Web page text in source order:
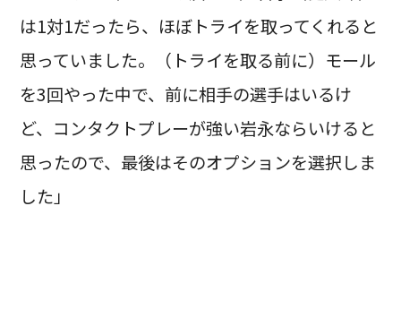
は1対1だったら、ほぼトライを取ってくれると
思っていました。（トライを取る前に）モール
を3回やった中で、前に相手の選手はいるけ
ど、コンタクトプレーが強い岩永ならいけると
思ったので、最後はそのオプションを選択しま
した」